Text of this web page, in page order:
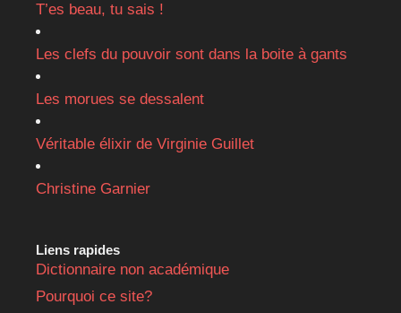
T’es beau, tu sais !
Les clefs du pouvoir sont dans la boite à gants
Les morues se dessalent
Véritable élixir de Virginie Guillet
Christine Garnier
Liens rapides
Dictionnaire non académique
Pourquoi ce site?